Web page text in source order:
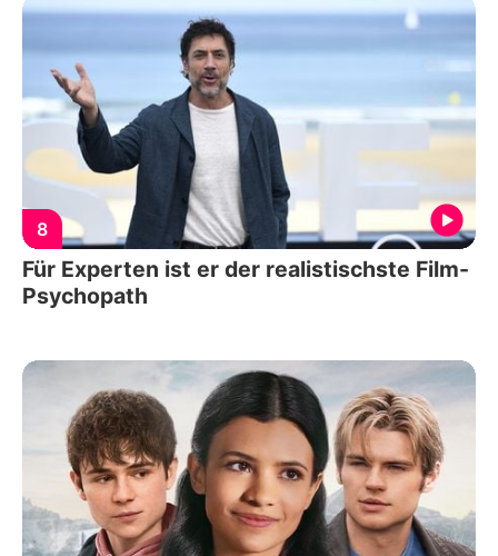
8
Für Experten ist er der realistischste Film-
Psychopath